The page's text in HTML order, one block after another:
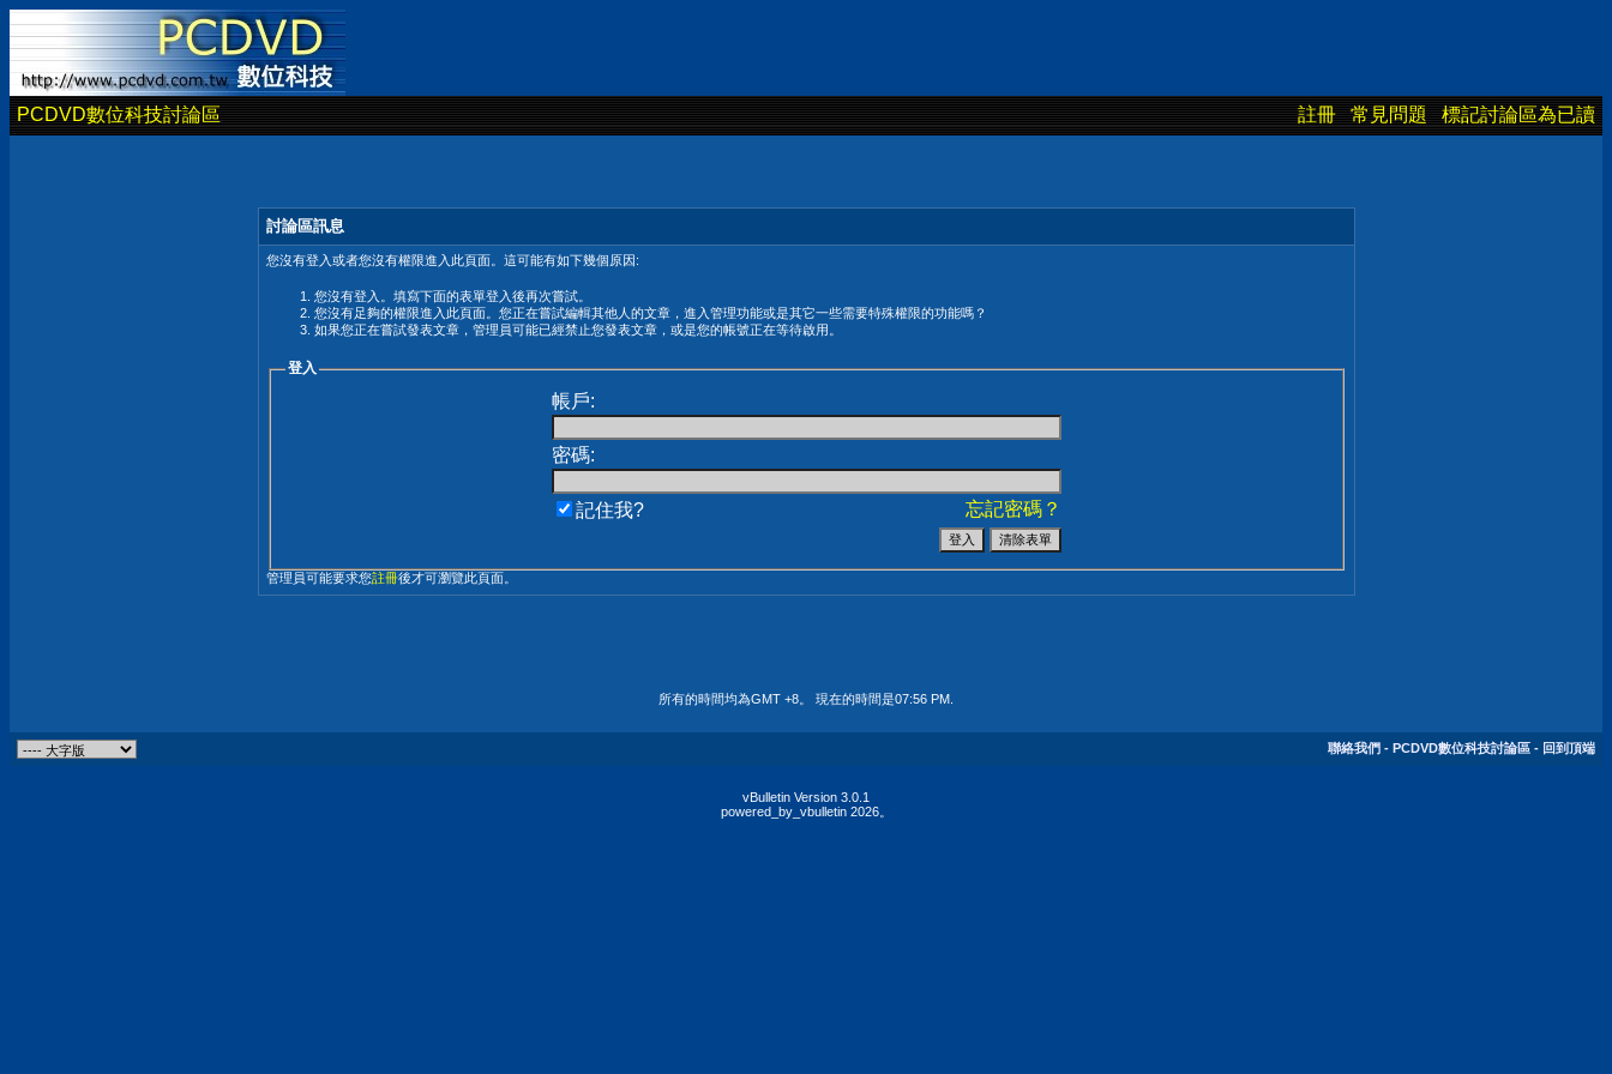
PCDVD數位科技討論區 註冊 常見問題 標記討論區為已讀
討論區訊息
您沒有登入或者您沒有權限進入此頁面。這可能有如下幾個原因:
您沒有登入。填寫下面的表單登入後再次嘗試。
您沒有足夠的權限進入此頁面。您正在嘗試編輯其他人的文章，進入管理功能或是其它一些需要特殊權限的功能嗎？
如果您正在嘗試發表文章，管理員可能已經禁止您發表文章，或是您的帳號正在等待啟用。
登入
帳戶:
密碼:
忘記密碼？
記住我?
管理員可能要求您註冊後才可瀏覽此頁面。
所有的時間均為GMT +8。 現在的時間是07:56 PM
聯絡我們 - PCDVD數位科技討論區 - 回到頂端
vBulletin Version 3.0.1
powered_by_vbulletin 2026。